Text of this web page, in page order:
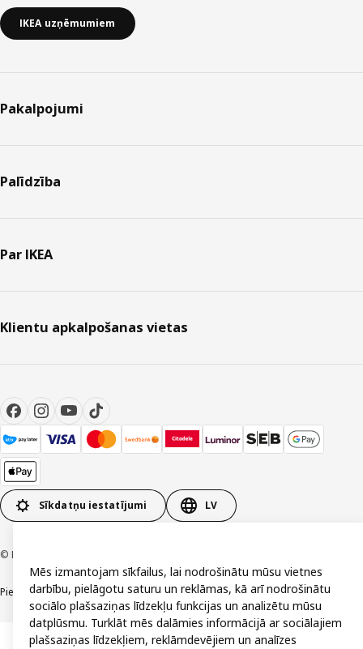
IKEA uzņēmumiem
Pakalpojumi
Palīdzība
Par IKEA
Klientu apkalpošanas vietas
Sīkdatņu iestatījumi LV
© Inter IKEA Systems B.V. 1999-2026
PiekļūstamībaVispārīgi noteikumiPrivātuma un sīkdatņu politikaKontakti
Mēs izmantojam sīkfailus, lai nodrošinātu mūsu vietnes
darbību, pielāgotu saturu un reklāmas, kā arī nodrošinātu
sociālo plašsaziņas līdzekļu funkcijas un analizētu mūsu
datplūsmu. Turklāt mēs dalāmies informācijā ar sociālajiem
plašsaziņas līdzekļiem, reklāmdevējiem un analīzes